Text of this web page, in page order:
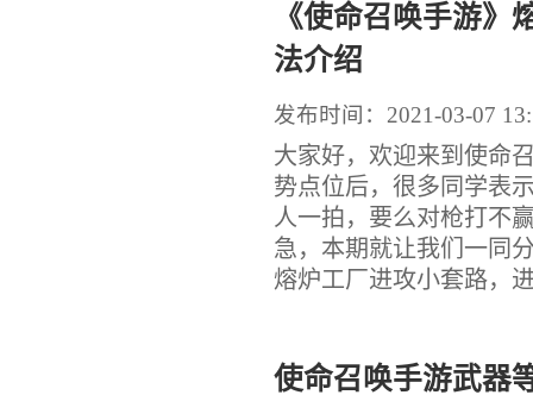
《使命召唤手游》
法介绍
发布时间：2021-03-07
大家好，欢迎来到使命
势点位后，很多同学表
人一拍，要么对枪打不
急，本期就让我们一同
熔炉工厂进攻小套路，
使命召唤手游武器